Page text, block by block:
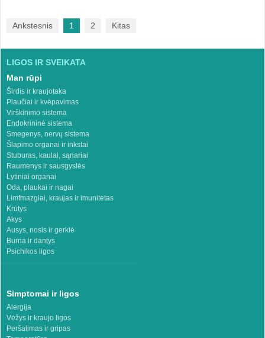
Ankstesnis 1 2 Kitas
LIGOS IR SVEIKATA
Man rūpi
Širdis ir kraujotaka
Plaučiai ir kvėpavimas
Virškinimo sistema
Endokrininė sistema
Smegenys, nervų sistema
Šlapimo organai ir inkstai
Stuburas, kaulai, sąnariai
Raumenys ir sausgyslės
Lytiniai organai
Oda, plaukai ir nagai
Limfmazgiai, kraujas ir imunitetas
Krūtys
Akys
Ausys, nosis ir gerklė
Burna ir dantys
Psichikos ligos
Simptomai ir ligos
Alergija
Vėžys ir kraujo ligos
Peršalimas ir gripas